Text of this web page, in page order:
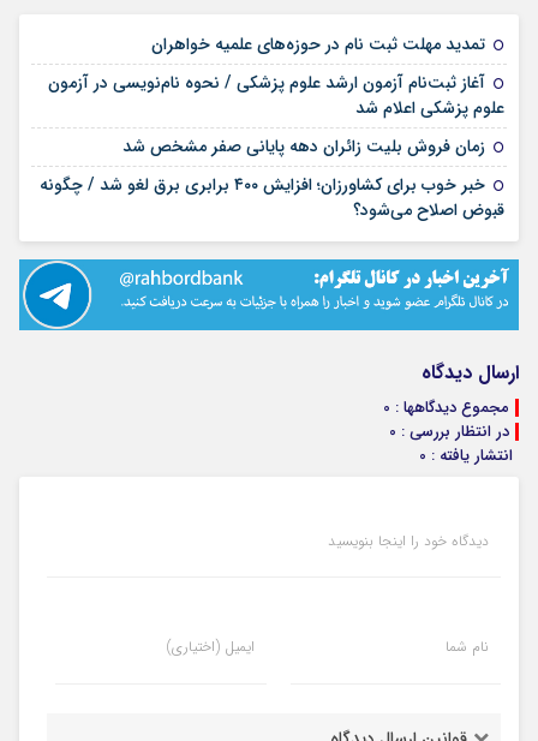
تمدید مهلت ثبت نام در حوزه‌های علمیه خواهران
آغاز ثبت‌نام آزمون ارشد علوم پزشکی / نحوه نام‌نویسی در آزمون
علوم پزشکی اعلام شد
زمان فروش بلیت زائران دهه پایانی صفر مشخص شد
خبر خوب برای کشاورزان؛ افزایش ۴۰۰ برابری برق لغو شد / چگونه
قبوض اصلاح می‌شود؟
ارسال دیدگاه
مجموع دیدگاهها : 0
در انتظار بررسی : 0
انتشار یافته : 0
دیدگاه خود را اینجا بنویسید
نام شما ایمیل (اختیاری)